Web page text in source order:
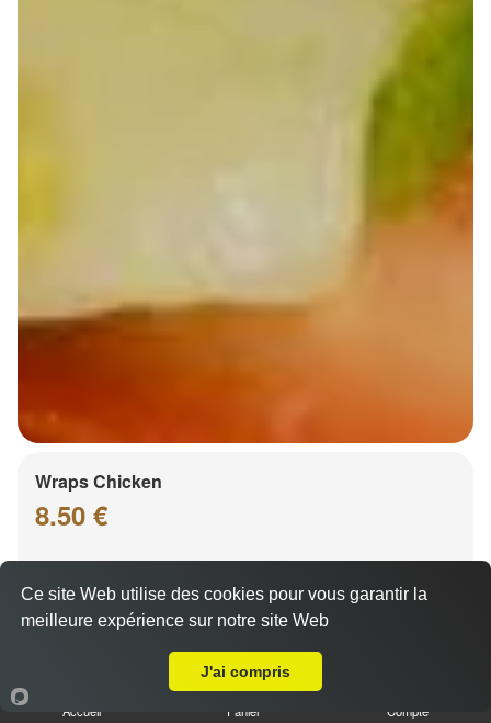
Wraps Chicken
8.50 €
Salade, tomates
Accueil Panier Compte
Ce site Web utilise des cookies pour vous garantir la
meilleure expérience sur notre site Web
J'ai compris